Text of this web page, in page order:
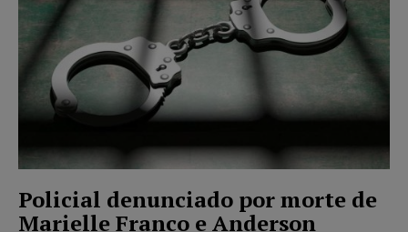
Policial denunciado por morte de
Marielle Franco e Anderson